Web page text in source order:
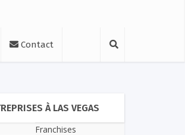
Contact
À LAS VEGAS
Franchises